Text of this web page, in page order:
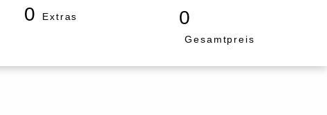
0 Extras 0
Gesamtpreis